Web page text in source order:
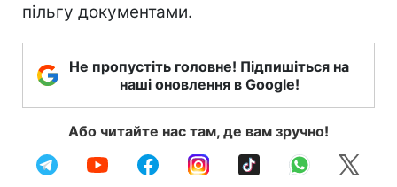
пільгу документами.
Не пропустіть головне! Підпишіться на
наші оновлення в Google!
Або читайте нас там, де вам зручно!